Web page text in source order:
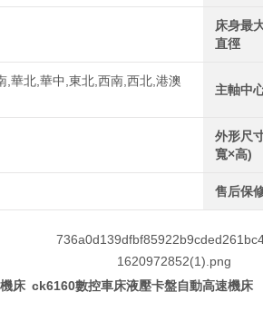
床身最
直徑
,華北,華中,東北,西南,西北,港澳
主軸中
外形尺
寬×高)
售后保
床 ck6160數控車床液壓卡盤自動高速機床